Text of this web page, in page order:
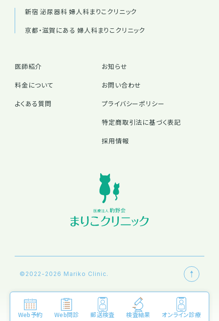
新宿 泌尿器科 婦人科まりこクリニック
京都・滋賀にある 婦人科まりこクリニック
医師紹介
料金について
よくある質問
お知らせ
お問い合わせ
プライバシーポリシー
特定商取引法に基づく表記
採用情報
©2022-2026 Mariko Clinic.
Web予約 Web問診 郵送検査 検査結果 オンライン診療